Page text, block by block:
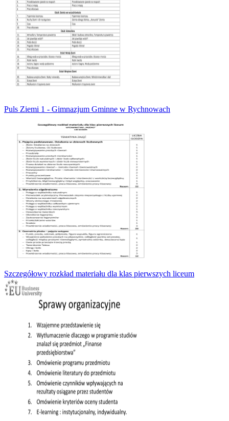
Puls Ziemi 1 - Gimnazjum Gminne w Rychnowach
Szczegółowy rozkład materiału dla klas pierwszych liceum